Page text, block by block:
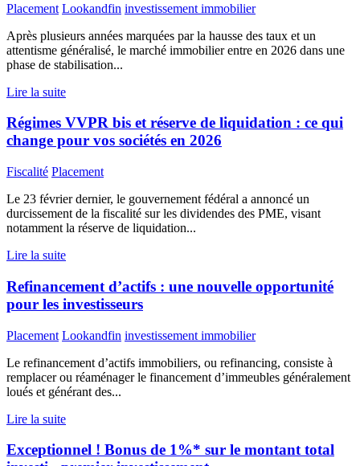
Placement Lookandfin investissement immobilier
Après plusieurs années marquées par la hausse des taux et un
attentisme généralisé, le marché immobilier entre en 2026 dans une
phase de stabilisation...
Lire la suite
Régimes VVPR bis et réserve de liquidation : ce qui
change pour vos sociétés en 2026
Fiscalité Placement
Le 23 février dernier, le gouvernement fédéral a annoncé un
durcissement de la fiscalité sur les dividendes des PME, visant
notamment la réserve de liquidation...
Lire la suite
Refinancement d’actifs : une nouvelle opportunité
pour les investisseurs
Placement Lookandfin investissement immobilier
Le refinancement d’actifs immobiliers, ou refinancing, consiste à
remplacer ou réaménager le financement d’immeubles généralement
loués et générant des...
Lire la suite
Exceptionnel ! Bonus de 1%* sur le montant total